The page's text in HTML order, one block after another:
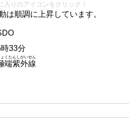
入りのアイコンをクリック！
は順調に上昇しています。
33分
端紫外線
ょくたんしがいせん